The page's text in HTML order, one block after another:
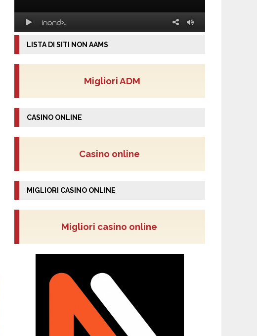
LISTA DI SITI NON AAMS
Migliori ADM
CASINO ONLINE
Casino online
MIGLIORI CASINO ONLINE
Migliori casino online